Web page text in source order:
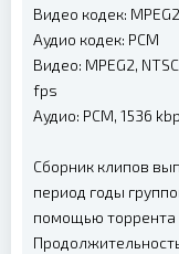
Видео кодек: MPEG2
Аудио кодек: PCM
Видео: MPEG2,
fps
Аудио: PCM, 1536
Сборник клипов
период годы
помощью торрента